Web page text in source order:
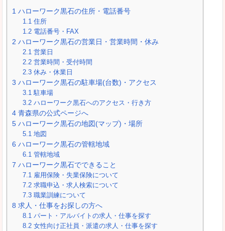
1 ハローワーク黒石の住所・電話番号
1.1 住所
1.2 電話番号・FAX
2 ハローワーク黒石の営業日・営業時間・休み
2.1 営業日
2.2 営業時間・受付時間
2.3 休み・休業日
3 ハローワーク黒石の駐車場(台数)・アクセス
3.1 駐車場
3.2 ハローワーク黒石へのアクセス・行き方
4 青森県の公式ページへ
5 ハローワーク黒石の地図(マップ)・場所
5.1 地図
6 ハローワーク黒石の管轄地域
6.1 管轄地域
7 ハローワーク黒石でできること
7.1 雇用保険・失業保険について
7.2 求職申込・求人検索について
7.3 職業訓練について
8 求人・仕事をお探しの方へ
8.1 パート・アルバイトの求人・仕事を探す
8.2 女性向け正社員・派遣の求人・仕事を探す